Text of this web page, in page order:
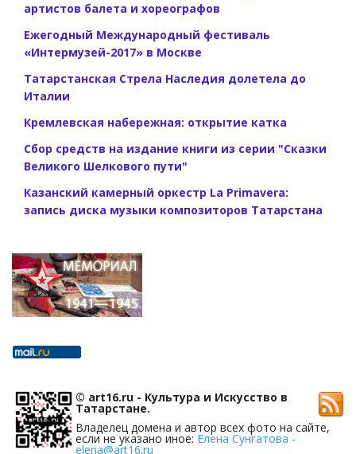
артистов балета и хореографов
Ежегодный Международный фестиваль
«Интермузей-2017» в Москве
Татарстанская Стрела Наследия долетела до
Италии
Кремлевская набережная: открытие катка
Сбор средств на издание книги из серии "Сказки
Великого Шелкового пути"
Казанский камерный оркестр La Primavera:
запись диска музыки композиторов Татарстана
© art16.ru - Культура и Искусство в
Татарстане.
Владелец домена и автор всех фото на сайте,
если не указано иное: Елена Сунгатова -
elena@art16.ru